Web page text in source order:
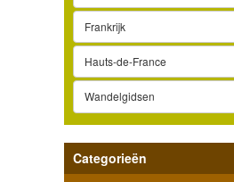
Frankrijk
Hauts-de-France
Wandelgidsen
Categorieën